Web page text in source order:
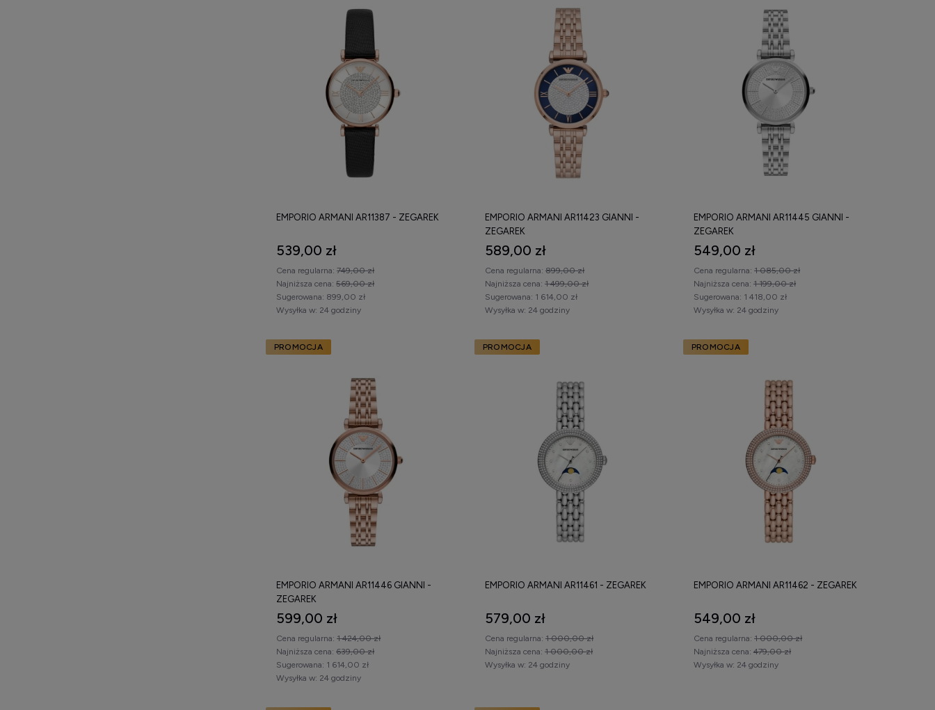
EMPORIO ARMANI AR11387 - ZEGAREK
539,00 zł
Cena regularna: 749,00 zł
Najniższa cena: 569,00 zł
Wysyłka w: 24 godziny
Sugerowana: 899,00 zł
EMPORIO ARMANI AR11423 GIANNI -
ZEGAREK
589,00 zł
Cena regularna: 899,00 zł
Najniższa cena: 1 499,00 zł
Wysyłka w: 24 godziny
Sugerowana: 1 614,00 zł
EMPORIO ARMANI AR11445 GIANNI -
ZEGAREK
549,00 zł
Cena regularna: 1 085,00 zł
Najniższa cena: 1 199,00 zł
Wysyłka w: 24 godziny
Sugerowana: 1 418,00 zł
EMPORIO ARMANI AR11446 GIANNI -
ZEGAREK
599,00 zł
Cena regularna: 1 424,00 zł
Najniższa cena: 639,00 zł
Wysyłka w: 24 godziny
Sugerowana: 1 614,00 zł
PROMOCJA
EMPORIO ARMANI AR11461 - ZEGAREK
579,00 zł
Cena regularna: 1 000,00 zł
Najniższa cena: 1 000,00 zł
Wysyłka w: 24 godziny
PROMOCJA
EMPORIO ARMANI AR11462 - ZEGAREK
549,00 zł
Cena regularna: 1 000,00 zł
Najniższa cena: 479,00 zł
Wysyłka w: 24 godziny
PROMOCJA